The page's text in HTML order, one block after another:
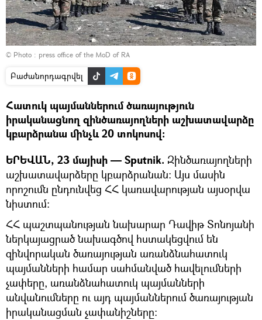
© Photo : press office of the MoD of RA
Բաժանորդագրվել
Հատուկ պայմաններում ծառայություն
իրականացնող զինծառայողների աշխատավարձը
կբարձրանա մինչև 20 տոկոսով։
ԵՐԵՎԱՆ, 23 մայիսի — Sputnik. Զինծառայողների
աշխատավարձերը կբարձրանան։ Այս մասին
որոշումն ընդունվեց ՀՀ կառավարության այսօրվա
նիստում։
ՀՀ պաշտպանության նախարար Դավիթ Տոնոյանի
ներկայացրած նախագծով հստակեցվում են
զինվորական ծառայության առանձնահատուկ
պայմանների համար սահմանված հավելումների
չափերը, առանձնահատուկ պայմանների
անվանումները ու այդ պայմաններում ծառայության
իրականացման չափանիշները։